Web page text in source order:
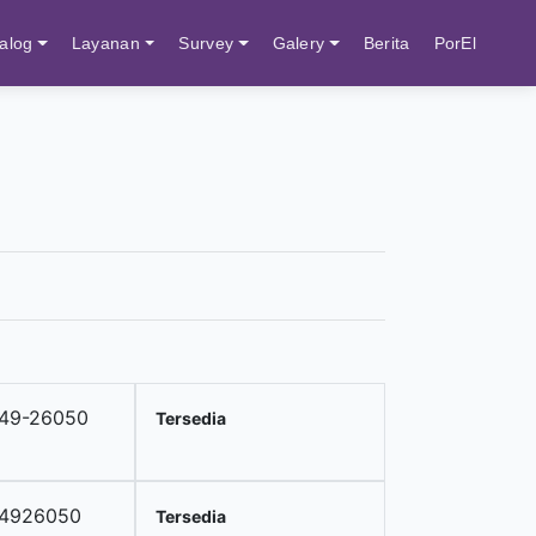
Layanan Survey Galery Berita PorEl
26050 Tersedia
Tersedia